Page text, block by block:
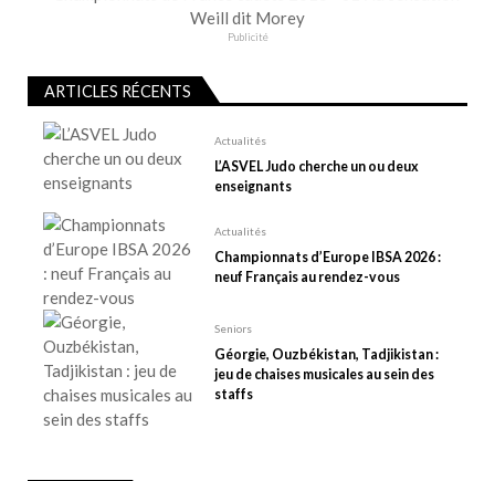
a
Publicité
ARTICLES RÉCENTS
Actualités
L’ASVEL Judo cherche un ou deux
enseignants
Actualités
Championnats d’Europe IBSA 2026 :
neuf Français au rendez-vous
Seniors
Géorgie, Ouzbékistan, Tadjikistan :
jeu de chaises musicales au sein des
staffs